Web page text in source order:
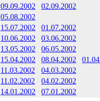
09.09.2002
02.09.2002
05.08.2002
15.07.2002
01.07.2002
10.06.2002
03.06.2002
13.05.2002
06.05.2002
15.04.2002 08.04.2002
11.03.2002
04.03.2002
11.02.2002
04.02.2002
14.01.2002 07.01.2002